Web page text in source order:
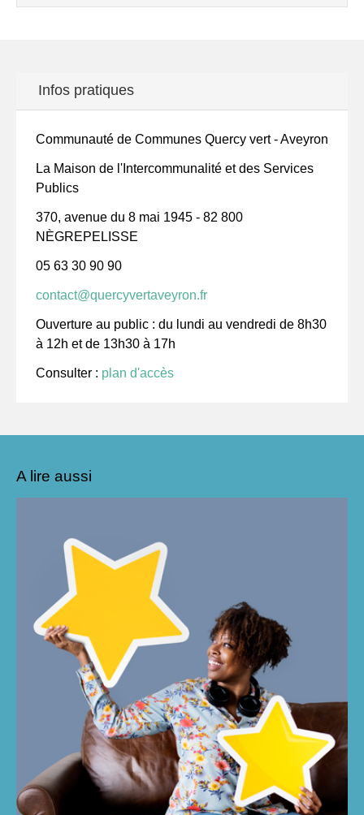
Infos pratiques
Communauté de Communes Quercy vert - Aveyron
La Maison de l'Intercommunalité et des Services
Publics
370, avenue du 8 mai 1945 - 82 800
NÈGREPELISSE
05 63 30 90 90
contact@quercyvertaveyron.fr
Ouverture au public : du lundi au vendredi de 8h30
à 12h et de 13h30 à 17h
Consulter : plan d'accès
A lire aussi